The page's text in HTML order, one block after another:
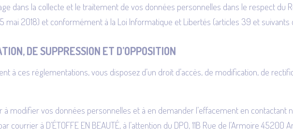
dans la collecte et le traitement de vos données personnelles dans le respect
mai 2018) et conformément à la Loi Informatique et Libertés (articles 39 et suivants
DE SUPPRESSION ET D’OPPOSITION
à ces réglementations, vous disposez d’un droit d’accès, de modification, de
modifier vos données personnelles et à en demander l’effacement en contactant
courrier à D’ÉTOFFE EN BEAUTÉ, à l’attention du DPO, 11B Rue de l’Armoire